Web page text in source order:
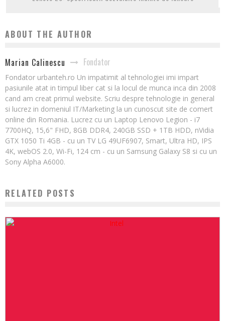
ABOUT THE AUTHOR
Marian Calinescu Fondator
Fondator urbanteh.ro Un impatimit al tehnologiei imi impart
pasiunile atat in timpul liber cat si la locul de munca inca din 2008
cand am creat primul website. Scriu despre tehnologie in general
si lucrez in domeniul IT/Marketing la un cunoscut site de comert
online din Romania. Lucrez cu un Laptop Lenovo Legion - i7
7700HQ, 15,6" FHD, 8GB DDR4, 240GB SSD + 1TB HDD, nVidia
GTX 1050 Ti 4GB - cu un TV LG 49UF6907, Smart, Ultra HD, IPS
4K, webOS 2.0, Wi-Fi, 124 cm - cu un Samsung Galaxy S8 si cu un
Sony Alpha A6000.
RELATED POSTS